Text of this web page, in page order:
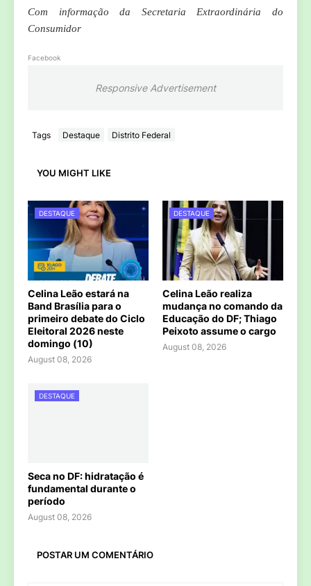
Com informação da Secretaria Extraordinária do
Consumidor
Facebook
Responsive Advertisement
Tags Destaque Distrito Federal
YOU MIGHT LIKE
DESTAQUE
Celina Leão estará na
Band Brasília para o
primeiro debate do Ciclo
Eleitoral 2026 neste
domingo (10)
August 08, 2026
DESTAQUE
Celina Leão realiza
mudança no comando da
Educação do DF; Thiago
Peixoto assume o cargo
August 08, 2026
DESTAQUE
Seca no DF: hidratação é
fundamental durante o
período
August 08, 2026
POSTAR UM COMENTÁRIO